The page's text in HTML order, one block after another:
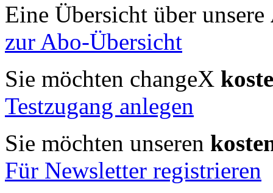
Eine Übersicht über unsere
zur Abo-Übersicht
Sie möchten changeX
Testzugang anlegen
Sie möchten unseren
Für Newsletter registrieren